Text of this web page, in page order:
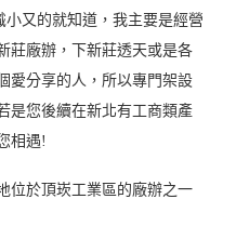
又的就知道，我主要是經營
莊廠辦，下新莊透天或是各
愛分享的人，所以專門架設
是您後續在新北有工商類產
相遇!
位於頂崁工業區的廠辦之一